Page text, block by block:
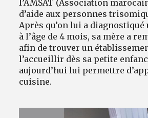
l’AMSAT (Association
d’aide aux personnes
Après qu’on lui a diagnostiqué
à l’âge de 4 mois, sa mère a
afin de trouver un
l’accueillir dès sa petite
aujourd’hui lui permettre
cuisine.